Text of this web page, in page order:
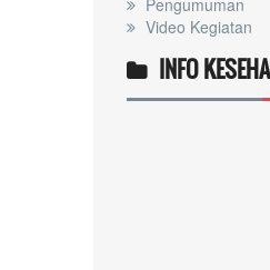
Pengumuman
Video Kegiatan
INFO